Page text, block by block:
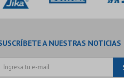
A NUESTRAS NOTICIAS